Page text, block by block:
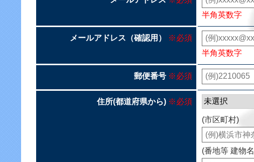
半角英数字
メールアドレス（確認用）
※必須
半角英数字
郵便番号 ※必須
住所(都道府県から) ※必須
(市区町村)
(番地等 建物